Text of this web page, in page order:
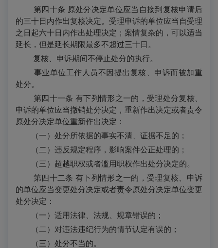
第四十条 原处分决定单位应当自接到复核申请后
的三十日内作出复核决定。受理申诉的单位应当自受理
之日起六十日内作出处理决定；案情复杂的，可以适当
延长，但是延长期限最多不超过三十日。
复核、申诉期间不停止处分的执行。
事业单位工作人员不因提出复核、申诉而被加重
处分。
第四十一条 有下列情形之一的，受理处分复核、
申诉的单位应当撤销处分决定，重新作出决定或者责令
原处分决定单位重新作出决定：
（一）处分所依据的事实不清、证据不足的；
（二）违反规定程序，影响案件公正处理的；
（三）超越职权或者滥用职权作出处分决定的。
第四十二条 有下列情形之一的，受理复核、申诉
的单位应当变更处分决定或者责令原处分决定单位变更
处分决定：
（一）适用法律、法规、规章错误的；
（二）对违法违纪行为的情节认定有误的；
（三）处分不当的。